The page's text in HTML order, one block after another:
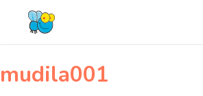
mudila001
Navigeerimine
mooniõied001